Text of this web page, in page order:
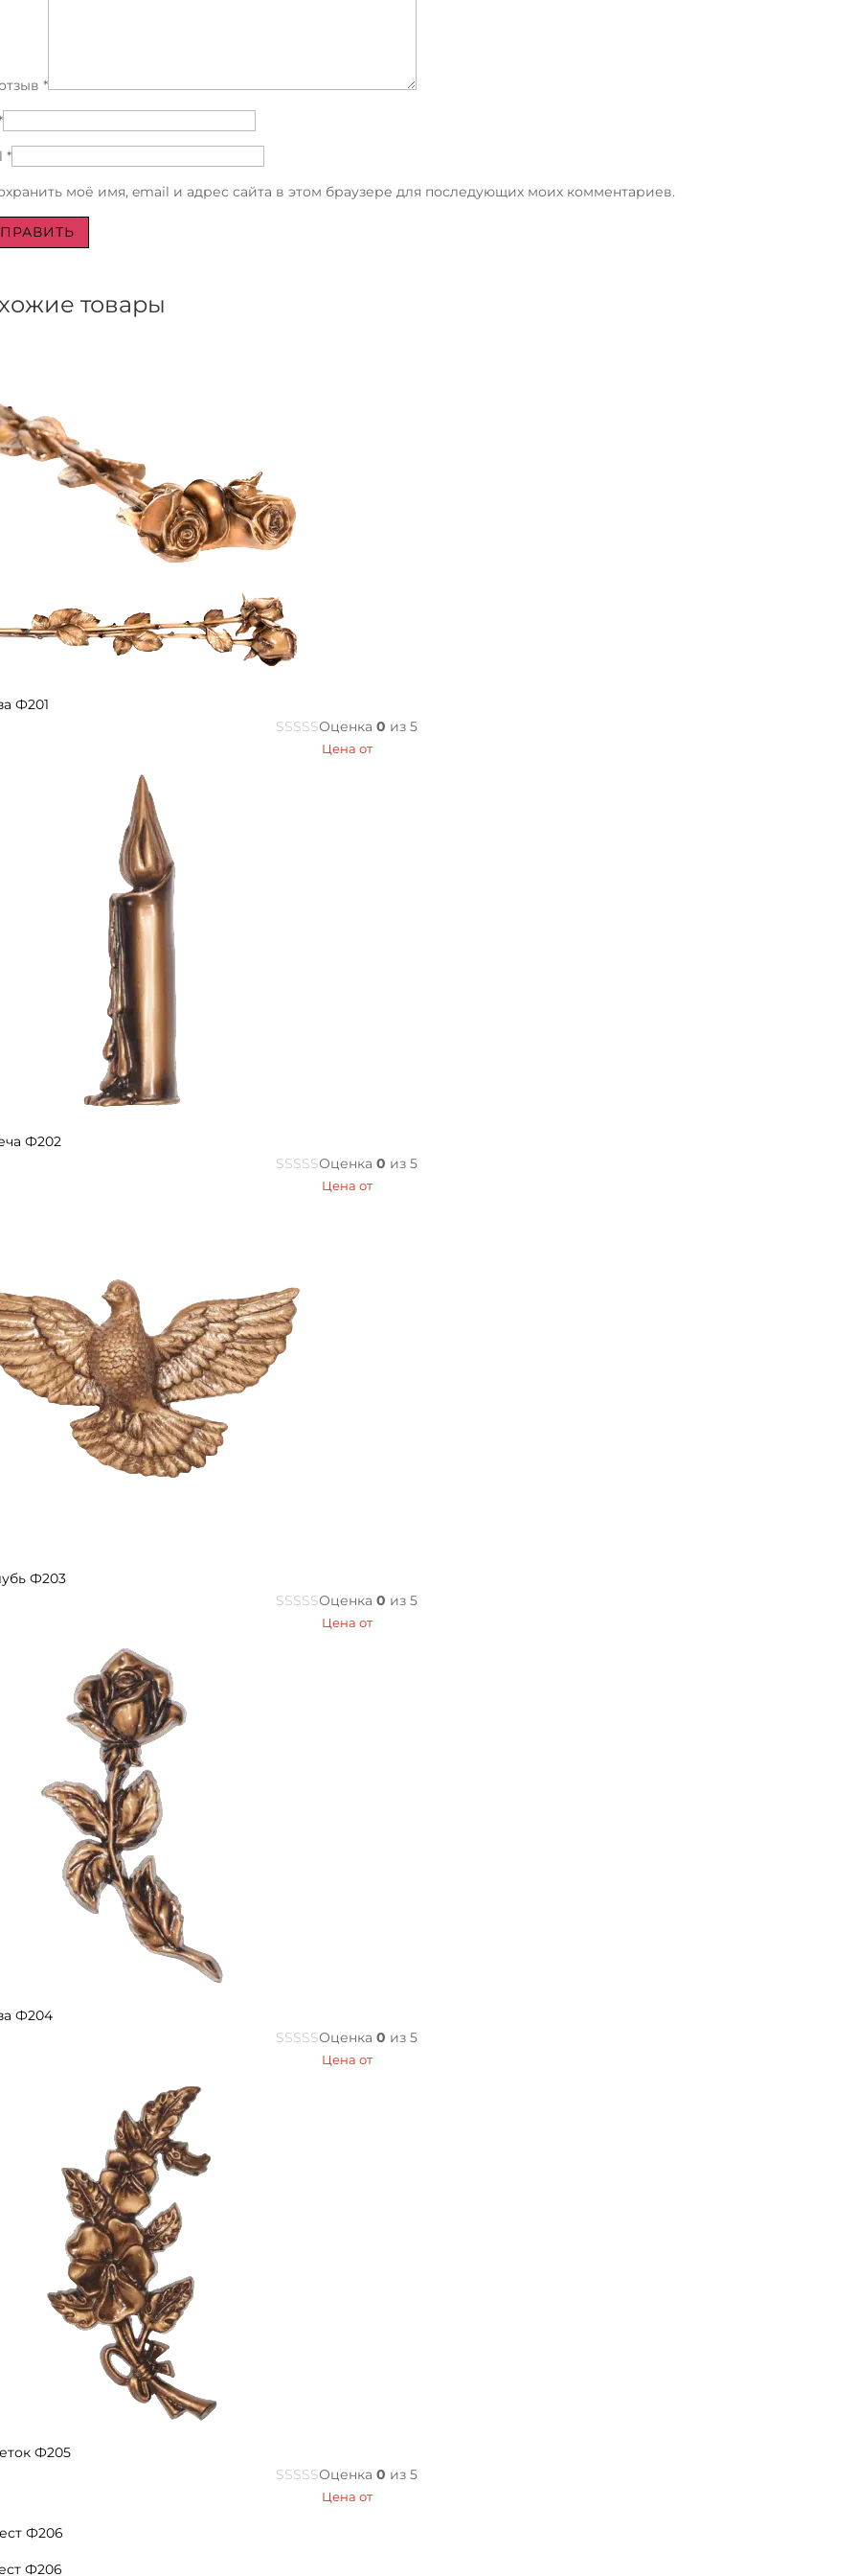
*
*
моё имя, email и адрес сайта в этом браузере для последующих моих комментариев.
товары
Ф201
Оценка0 из 5
Цена от
Ф202
Оценка0 из 5
Цена от
Ф203
Оценка0 из 5
Цена от
Ф204
Оценка0 из 5
Цена от
Ф205
Оценка0 из 5
Цена от
Ф206